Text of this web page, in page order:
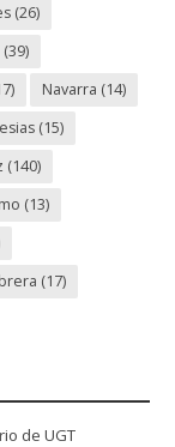
(26)
(39)
Navarra (14)
(15)
(140)
(13)
(17)
de UGT